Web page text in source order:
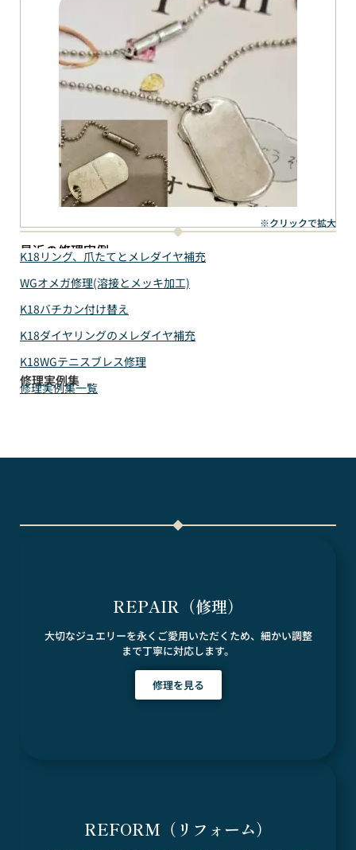
※クリックで拡大
最近の修理実例
K18リング、爪たてとメレダイヤ補充
WGオメガ修理(溶接とメッキ加工)
K18バチカン付け替え
K18ダイヤリングのメレダイヤ補充
K18WGテニスブレス修理
修理実例集
修理実例集一覧
REPAIR（修理）
大切なジュエリーを永くご愛用いただくため、細かい調整
まで丁寧に対応します。
修理を見る
REFORM（リフォーム）